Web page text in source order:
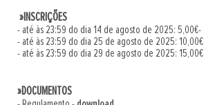
» INSCRIÇÕES
- até às 23:59 do dia 14 de agosto de 2025: 5,00€-
- até às 23:59 do dia 25 de agosto de 2025: 10,00€
- até às 23:59 do dia 29 de agosto de 2025: 15,00€
»DOCUMENTOS